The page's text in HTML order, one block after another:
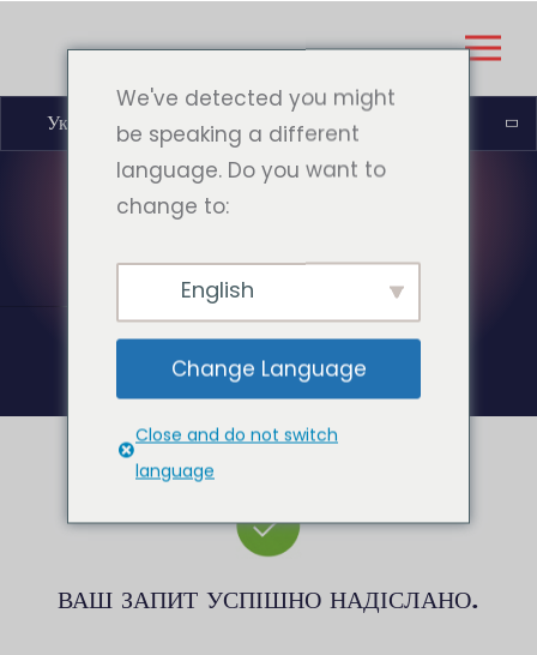
Українська
ДЯКУЮ
ВАШ ЗАПИТ УСПІШНО НАДІСЛАНО.
We've detected you might
be speaking a different
language. Do you want to
change to:
English
Change Language
Close and do not switch
language